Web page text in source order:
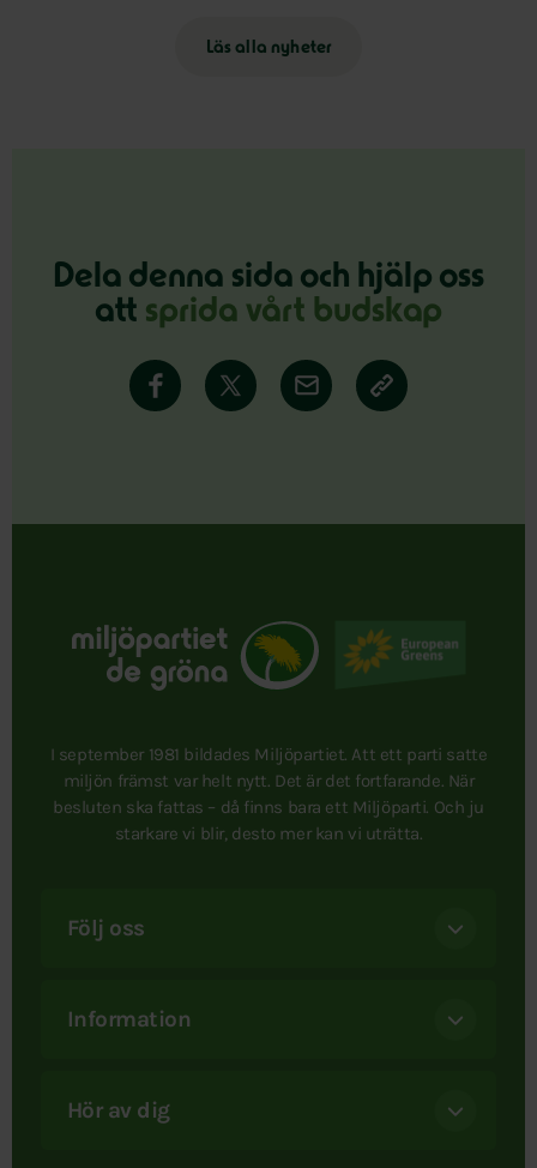
Läs alla nyheter
Dela denna sida och hjälp oss
att sprida vårt budskap
I september 1981 bildades Miljöpartiet. Att ett parti satte
miljön främst var helt nytt. Det är det fortfarande. När
besluten ska fattas – då finns bara ett Miljöparti. Och ju
starkare vi blir, desto mer kan vi uträtta.
Följ oss
Information
Hör av dig